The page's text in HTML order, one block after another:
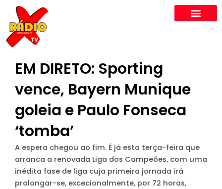
content
EM DIRETO: Sporting
vence, Bayern Munique
goleia e Paulo Fonseca
‘tomba’
A espera chegou ao fim. É já esta terça-feira que
arranca a renovada Liga dos Campeões, com uma
inédita fase de liga cuja primeira jornada irá
prolongar-se, excecionalmente, por 72 horas,